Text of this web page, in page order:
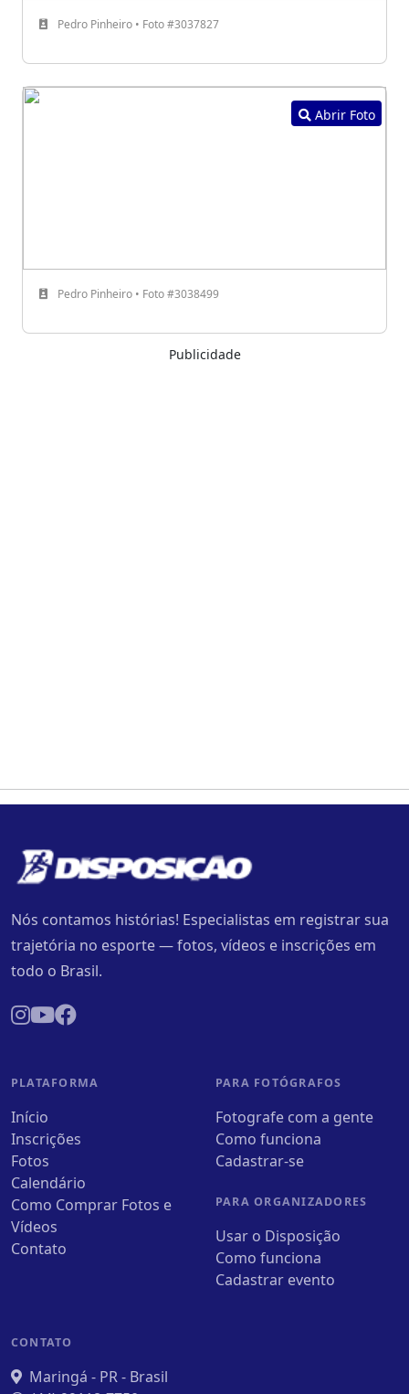
Pedro Pinheiro • Foto #3037827
Abrir Foto
Pedro Pinheiro • Foto #3038499
Publicidade
Nós contamos histórias! Especialistas em registrar sua
trajetória no esporte — fotos, vídeos e inscrições em
todo o Brasil.
PLATAFORMA
Início
Inscrições
Fotos
Calendário
Como Comprar Fotos e
Vídeos
Contato
PARA FOTÓGRAFOS
Fotografe com a gente
Como funciona
Cadastrar-se
PARA ORGANIZADORES
Usar o Disposição
Como funciona
Cadastrar evento
CONTATO
Maringá - PR - Brasil